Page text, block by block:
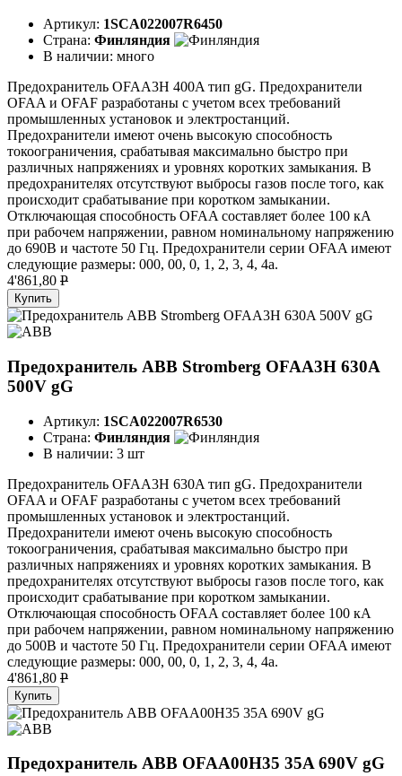
Артикул: 1SCA022007R6450
Страна: Финляндия
В наличии: много
Предохранитель OFAA3H 400A тип gG. Предохранители
OFAA и OFAF разработаны с учетом всех требований
промышленных установок и электростанций.
Предохранители имеют очень высокую способность
токоограничения, срабатывая максимально быстро при
различных напряжениях и уровнях коротких замыкания. В
предохранителях отсутствуют выбросы газов после того, как
происходит срабатывание при коротком замыкании.
Отключающая способность OFAA составляет более 100 кА
при рабочем напряжении, равном номинальному напряжению
до 690В и частоте 50 Гц. Предохранители серии OFAA имеют
следующие размеры: 000, 00, 0, 1, 2, 3, 4, 4а.
4'861,80 P
Купить
Предохранитель ABB Stromberg OFAA3H 630A
500V gG
Артикул: 1SCA022007R6530
Страна: Финляндия
В наличии: 3 шт
Предохранитель OFAA3H 630A тип gG. Предохранители
OFAA и OFAF разработаны с учетом всех требований
промышленных установок и электростанций.
Предохранители имеют очень высокую способность
токоограничения, срабатывая максимально быстро при
различных напряжениях и уровнях коротких замыкания. В
предохранителях отсутствуют выбросы газов после того, как
происходит срабатывание при коротком замыкании.
Отключающая способность OFAA составляет более 100 кА
при рабочем напряжении, равном номинальному напряжению
до 500В и частоте 50 Гц. Предохранители серии OFAA имеют
следующие размеры: 000, 00, 0, 1, 2, 3, 4, 4а.
4'861,80 P
Купить
Предохранитель ABB OFAA00H35 35A 690V gG